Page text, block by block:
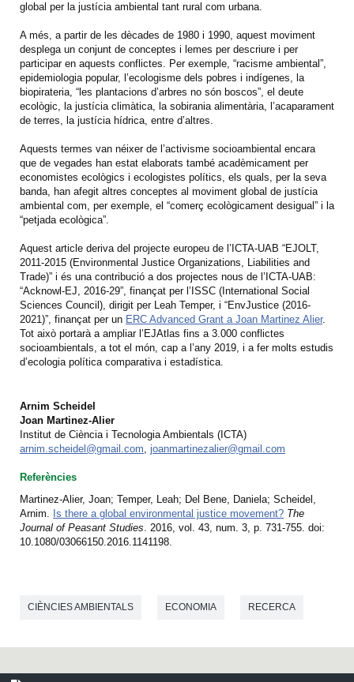
global per la justícia ambiental tant rural com urbana.
A més, a partir de les dècades de 1980 i 1990, aquest moviment
desplega un conjunt de conceptes i lemes per descriure i per
participar en aquests conflictes. Per exemple, “racisme ambiental”,
epidemiologia popular, l’ecologisme dels pobres i indígenes, la
biopirateria, “les plantacions d’arbres no són boscos”, el deute
ecològic, la justícia climàtica, la sobirania alimentària, l’acaparament
de terres, la justícia hídrica, entre d’altres.
Aquests termes van néixer de l’activisme socioambiental encara
que de vegades han estat elaborats també acadèmicament per
economistes ecològics i ecologistes polítics, els quals, per la seva
banda, han afegit altres conceptes al moviment global de justícia
ambiental com, per exemple, el “comerç ecològicament desigual” i la
“petjada ecològica”.
Aquest article deriva del projecte europeu de l’ICTA-UAB “EJOLT,
2011-2015 (Environmental Justice Organizations, Liabilities and
Trade)” i és una contribució a dos projectes nous de l’ICTA-UAB:
“Acknowl-EJ, 2016-29”, finançat per l’ISSC (International Social
Sciences Council), dirigit per Leah Temper, i “EnvJustice (2016-
2021)”, finançat per un ERC Advanced Grant a Joan Martinez Alier.
Tot això portarà a ampliar l’EJAtlas fins a 3.000 conflictes
socioambientals, a tot el món, cap a l’any 2019, i a fer molts estudis
d’ecologia política comparativa i estadística.
Arnim Scheidel
Joan Martinez-Alier
Institut de Ciència i Tecnologia Ambientals (ICTA)
arnim.scheidel@gmail.com, joanmartinezalier@gmail.com
Referències
Martinez-Alier, Joan; Temper, Leah; Del Bene, Daniela; Scheidel,
Arnim. Is there a global environmental justice movement? The
Journal of Peasant Studies. 2016, vol. 43, num. 3, p. 731-755. doi:
10.1080/03066150.2016.1141198.
CIÈNCIES AMBIENTALS ECONOMIA RECERCA